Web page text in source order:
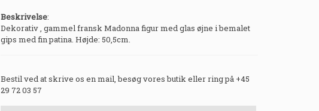
Beskrivelse:
Dekorativ , gammel fransk Madonna figur med glas øjne i bemalet
gips med fin patina. Højde: 50,5cm.
Bestil ved at skrive os en mail, besøg vores butik eller ring på +45
29 72 03 57